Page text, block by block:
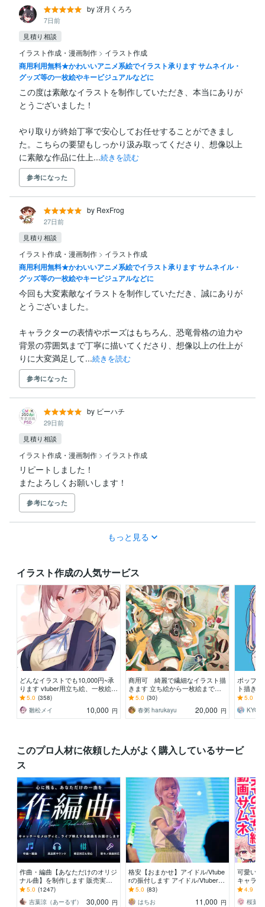
by 冴月くろろ
7日前
見積り相談
イラスト作成・漫画制作 > イラスト作成
商用利用無料★かわいいアニメ系絵でイラスト承ります サムネイル・
グッズ等の一枚絵やキービジュアルなどに
この度は素敵なイラストを制作していただき、本当にありが
とうございました！
やり取りが終始丁寧で安心してお任せすることができまし
た。こちらの要望もしっかり汲み取ってくださり、想像以上
に素敵な作品に仕上...続きを読む
参考になった
by RexFrog
27日前
見積り相談
イラスト作成・漫画制作 > イラスト作成
商用利用無料★かわいいアニメ系絵でイラスト承ります サムネイル・
グッズ等の一枚絵やキービジュアルなどに
今回も大変素敵なイラストを制作していただき、誠にありが
とうございました。
キャラクターの表情やポーズはもちろん、恐竜骨格の迫力や
背景の雰囲気まで丁寧に描いてくださり、想像以上の仕上が
りに大変満足して...続きを読む
参考になった
by ビーハチ
29日前
見積り相談
イラスト作成・漫画制作 > イラスト作成
リピートしました！
またよろしくお願いします！
参考になった
もっと見る
イラスト作成の人気サービス
どんなイラストでも10,000円~承
ります vtuber用立ち絵、一枚絵、
アイコンなどなんでもOK！
5.0 (358)
雛松メイ
10,000 円
商用可 綺麗で繊細なイラスト描
きます 立ち絵から一枚絵まで制
作可能！気軽にご相談下さい！
5.0 (30)
春粥 harukayu
20,000 円
ポップ
ト描き
ン・配
是非！
5.0
KYO
このプロ人材に依頼した人がよく購入しているサービ
ス
作曲・編曲【あなただけのオリジ
ナル曲】を制作します 販売実績1,
000件超！初めての方も安心して
ご相談ください☆
5.0 (1247)
吉葉涼（あーるず）
30,000 円
格安【おまかせ】アイドル/Vtube
rの振付します アイドル/Vtuber楽
曲300曲以上の振付実績アリ！
5.0 (83)
はちお
11,000 円
可愛い
キャラ
えする
4.9
桜葉